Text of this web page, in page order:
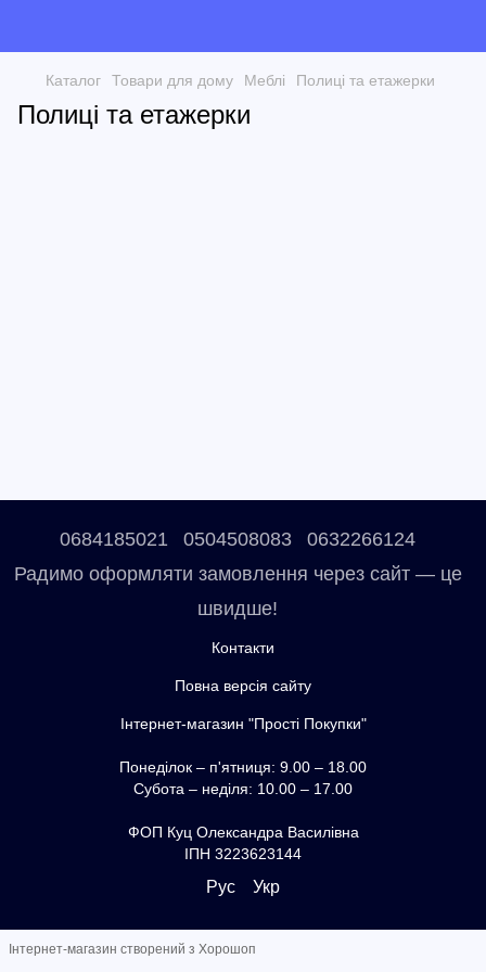
Каталог Товари для дому Меблі Полиці та етажерки
Полиці та етажерки
0684185021 0504508083
0632266124
Радимо оформляти замовлення через сайт — це
швидше!
Контакти
Повна версія сайту
Інтернет-магазин "Прості Покупки"
Понеділок – п'ятниця: 9.00 – 18.00
Субота – неділя: 10.00 – 17.00
ФОП Куц Олександра Василівна
ІПН 3223623144
Рус Укр
Інтернет-магазин створений з Хорошоп